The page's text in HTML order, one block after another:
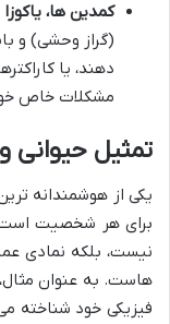
کمدین ها،
(گراز وحشی) و
دهند، یا
مشکلات خاص
تمثیل
یکی از هوشمندانه
برای هر شخصیت
نیست، بلکه نمادی
هاست. به عنوان
فیزیکی خود شناخته